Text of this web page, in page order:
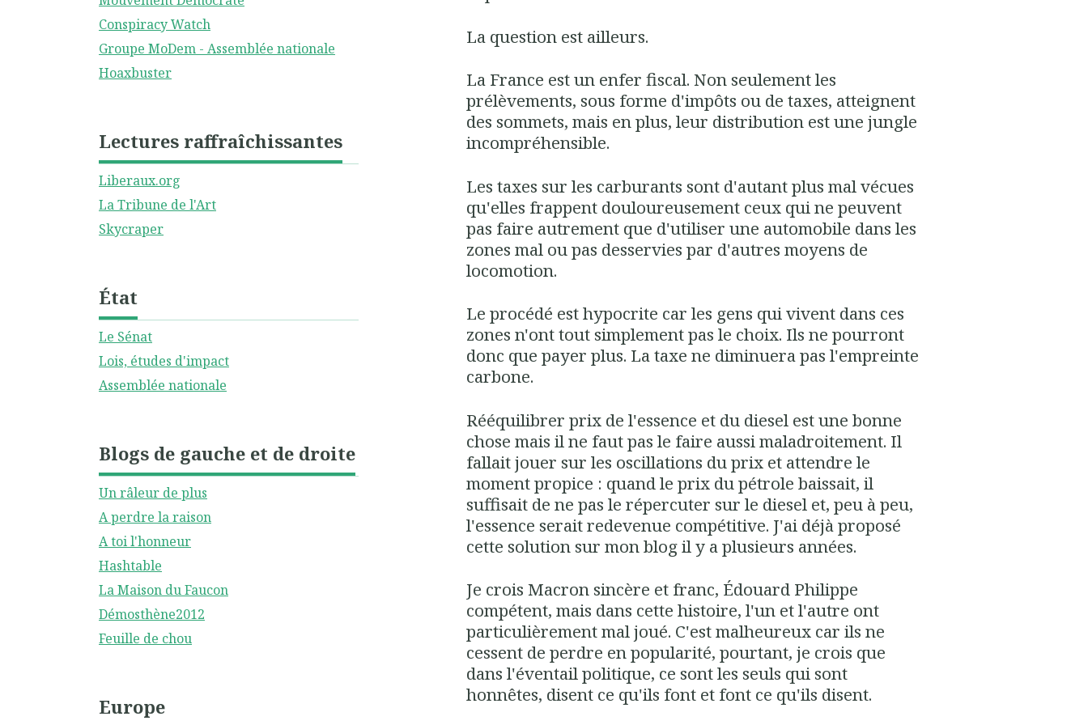
Conspiracy Watch
Groupe MoDem - Assemblée nationale
Hoaxbuster
Lectures raffraîchissantes
Liberaux.org
La Tribune de l'Art
Skycraper
État
Le Sénat
Lois, études d'impact
Assemblée nationale
Blogs de gauche et de droite
Un râleur de plus
A perdre la raison
A toi l'honneur
Hashtable
La Maison du Faucon
Démosthène2012
Feuille de chou
Europe
La question est ailleurs.
La France est un enfer fiscal. Non seulement les
prélèvements, sous forme d'impôts ou de taxes, atteignent
des sommets, mais en plus, leur distribution est une jungle
incompréhensible.
Les taxes sur les carburants sont d'autant plus mal vécues
qu'elles frappent douloureusement ceux qui ne peuvent
pas faire autrement que d'utiliser une automobile dans les
zones mal ou pas desservies par d'autres moyens de
locomotion.
Le procédé est hypocrite car les gens qui vivent dans ces
zones n'ont tout simplement pas le choix. Ils ne pourront
donc que payer plus. La taxe ne diminuera pas l'empreinte
carbone.
Rééquilibrer prix de l'essence et du diesel est une bonne
chose mais il ne faut pas le faire aussi maladroitement. Il
fallait jouer sur les oscillations du prix et attendre le
moment propice : quand le prix du pétrole baissait, il
suffisait de ne pas le répercuter sur le diesel et, peu à peu,
l'essence serait redevenue compétitive. J'ai déjà proposé
cette solution sur mon blog il y a plusieurs années.
Je crois Macron sincère et franc, Édouard Philippe
compétent, mais dans cette histoire, l'un et l'autre ont
particulièrement mal joué. C'est malheureux car ils ne
cessent de perdre en popularité, pourtant, je crois que
dans l'éventail politique, ce sont les seuls qui sont
honnêtes, disent ce qu'ils font et font ce qu'ils disent.